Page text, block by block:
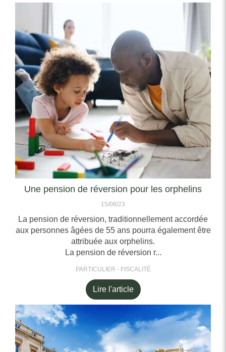
Une pension de réversion pour les orphelins
15/08/23
La pension de réversion, traditionnellement accordée
aux personnes âgées de 55 ans pourra également être
attribuée aux orphelins.
La pension de réversion r...
PARTICULIER - FISCALITÉ
Lire l'article